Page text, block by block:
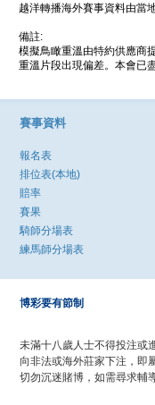
越洋轉播海外賽事資料由當
備註:
模擬鳥瞰重溫由特約供應商
重溫片段出現偏差。本會已
賽事資料
報名表
排位表(本地)
賠率
賽果
騎師分場表
練馬師分場表
博彩要有節制
未滿十八歲人士不得投注或
向非法或海外莊家下注，即
切勿沉迷賭博，如需尋求輔